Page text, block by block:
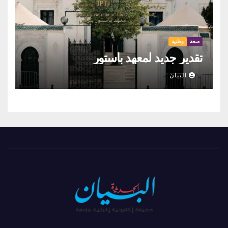
صحة وطنية
تقدير جديد لمعهد باستور
البيان